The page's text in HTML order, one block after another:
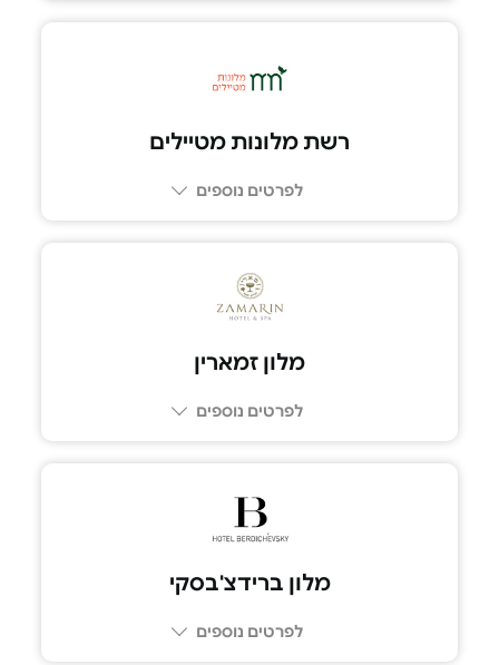
רשת מלונות מטיילים
לפרטים נוספים
מלון זמארין
לפרטים נוספים
מלון ברידצ'בסקי
לפרטים נוספים